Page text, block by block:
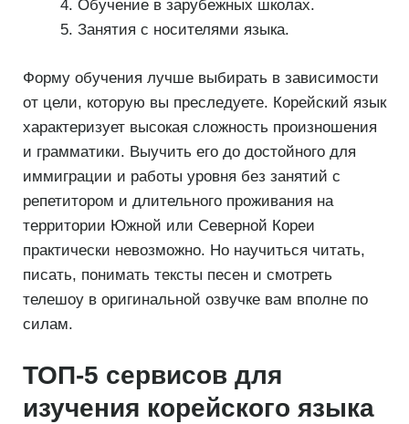
Обучение в зарубежных школах.
Занятия с носителями языка.
Форму обучения лучше выбирать в зависимости
от цели, которую вы преследуете. Корейский язык
характеризует высокая сложность произношения
и грамматики. Выучить его до достойного для
иммиграции и работы уровня без занятий с
репетитором и длительного проживания на
территории Южной или Северной Кореи
практически невозможно. Но научиться читать,
писать, понимать тексты песен и смотреть
телешоу в оригинальной озвучке вам вполне по
силам.
ТОП-5 сервисов для
изучения корейского языка